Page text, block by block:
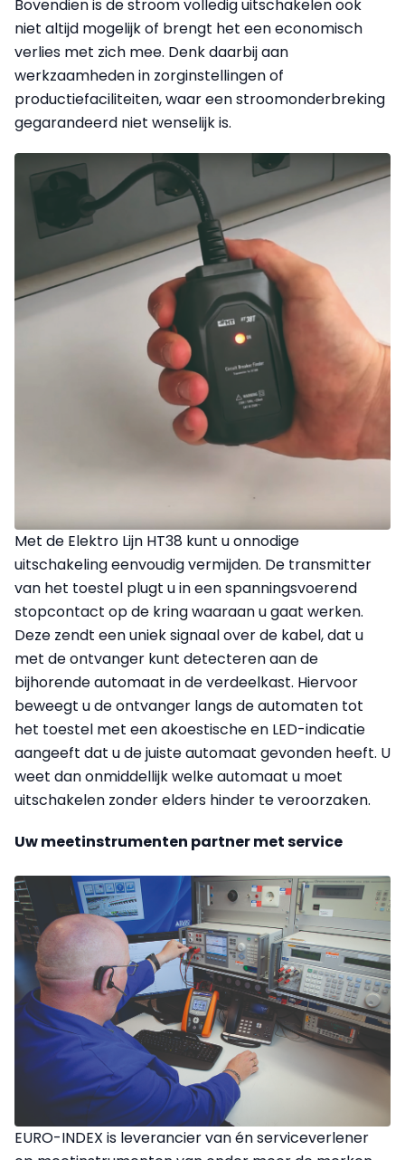
Bovendien is de stroom volledig uitschakelen ook
niet altijd mogelijk of brengt het een economisch
verlies met zich mee. Denk daarbij aan
werkzaamheden in zorginstellingen of
productiefaciliteiten, waar een stroomonderbreking
gegarandeerd niet wenselijk is.
Met de Elektro Lijn HT38 kunt u onnodige
uitschakeling eenvoudig vermijden. De transmitter
van het toestel plugt u in een spanningsvoerend
stopcontact op de kring waaraan u gaat werken.
Deze zendt een uniek signaal over de kabel, dat u
met de ontvanger kunt detecteren aan de
bijhorende automaat in de verdeelkast. Hiervoor
beweegt u de ontvanger langs de automaten tot
het toestel met een akoestische en LED-indicatie
aangeeft dat u de juiste automaat gevonden heeft. U
weet dan onmiddellijk welke automaat u moet
uitschakelen zonder elders hinder te veroorzaken.
Uw meetinstrumenten partner met service
EURO-INDEX is leverancier van én serviceverlener